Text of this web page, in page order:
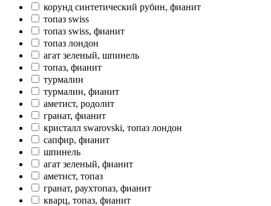
корунд синтетический рубин, фианит
топаз swiss
топаз swiss, фианит
топаз лондон
агат зеленый, шпинель
топаз, фианит
турмалин
турмалин, фианит
аметист, родолит
гранат, фианит
кристалл swarovski, топаз лондон
сапфир, фианит
шпинель
агат зеленый, фианит
аметист, топаз
гранат, раухтопаз, фианит
кварц, топаз, фианит